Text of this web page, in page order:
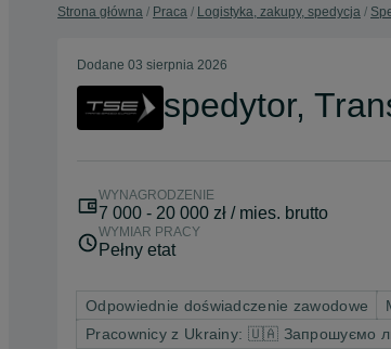
Strona główna Praca Logistyka, zakupy, spedycja
Dodane 03 sierpnia 2026
spedytor,
WYNAGRODZENIE
7 000 - 20 000 zł / mies. brutto
WYMIAR PRACY
Pełny etat
Odpowiednie doświadczenie zawodowe
Pracownicy z Ukrainy: 🇺🇦 Запрошуємо